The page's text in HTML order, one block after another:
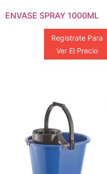
ENVASE SPRAY 1000ML
Registrate Para
Ver El Precio